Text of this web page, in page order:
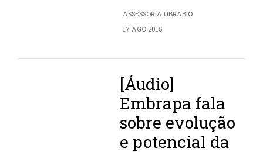
ASSESSORIA UBRABIO
17 AGO 2015
[Áudio]
Embrapa fala
sobre evolução
e potencial da